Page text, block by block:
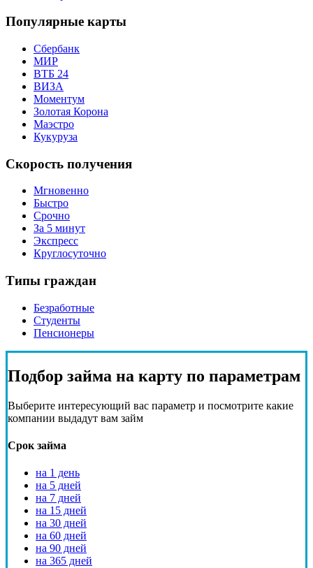
Популярные карты
Сбербанк
МИР
ВТБ 24
ВИЗА
Моментум
Золотая Корона
Маэстро
Кукуруза
Скорость получения
Мгновенно
Быстро
Срочно
За 5 минут
Экспресс
Круглосуточно
Типы граждан
Безработные
Студенты
Пенсионеры
Подбор займа на карту по параметрам
Выберите интересующий вас параметр и посмотрите какие
компании выдадут вам займ
Срок займа
на 1 день
на 5 дней
на 7 дней
на 15 дней
на 30 дней
на 60 дней
на 90 дней
на 365 дней